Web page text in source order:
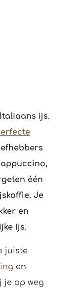
ijs.
één
Je
en
ijs.
juiste
en
je op weg